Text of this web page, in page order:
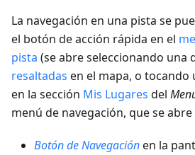
La navegación en una pista se
el botón de acción rápida en el
pista (se abre seleccionando una
resaltadas en el mapa, o tocando
en la sección Mis Lugares del
menú de navegación, que se
Botón de Navegaciónen la